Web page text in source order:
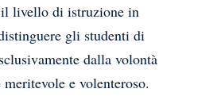
il livello di istruzione in
gli studenti di
dalla volontà
e volenteroso.